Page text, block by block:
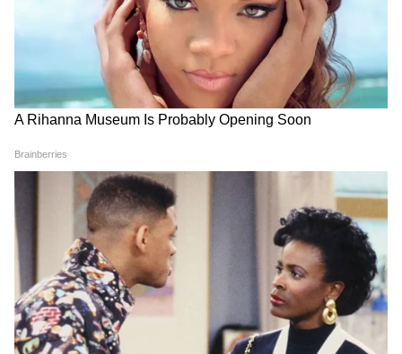
ही समझना चाहिए?
सांवली लड़कियां दिल से निभाती हैं हर रिश्ता, कैसी
होती है मैरिड लाइफ?
Disclaimer : इस आर्टिकल में जो भी जानकारी दी
गई है, वो ज्योतिषियों, पंचांग, धर्म ग्रंथों और
मान्यताओं पर आधारित हैं। इन जानकारियों को आप
तक पहुंचाने का हम सिर्फ एक माध्यम हैं। यूजर्स से
निवेदन है कि वो इन जानकारियों को सिर्फ सूचना ही
मानें।